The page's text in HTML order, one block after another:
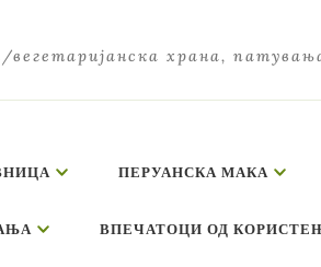
храна,
ПЕРУАНСКА МАКА
ВПЕЧАТОЦИ ОД